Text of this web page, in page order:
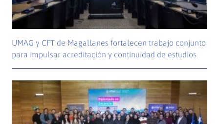
UMAG y CFT de Magallanes fortalecen trabajo conjunto
para impulsar acreditación y continuidad de estudios